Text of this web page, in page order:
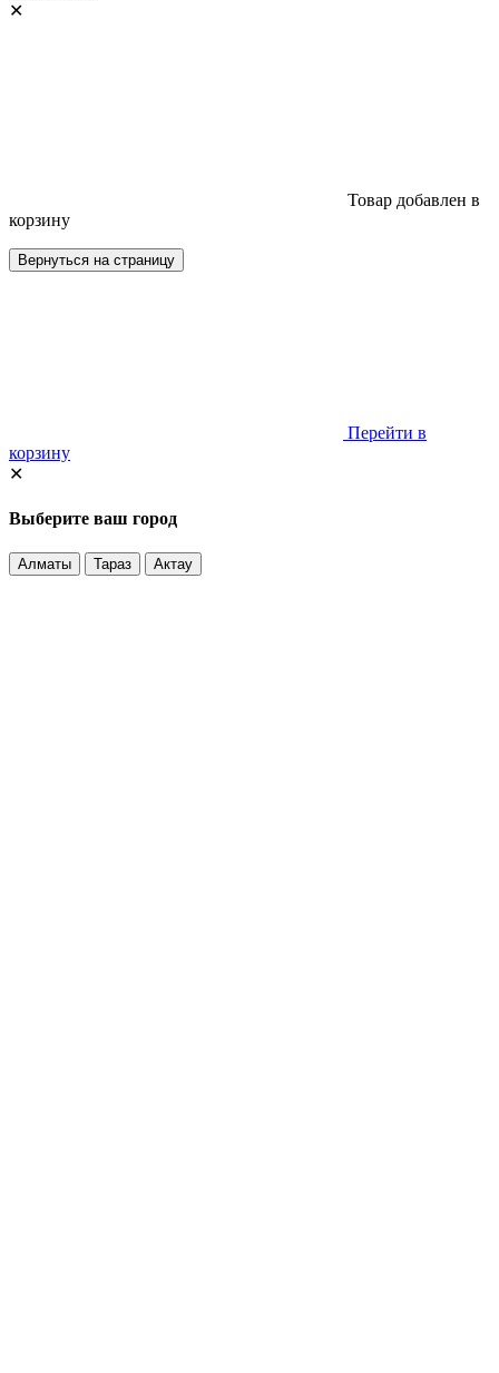
✕
Товар добавлен в
корзину
Вернуться на страницу
Перейти в
корзину
✕
Выберите ваш город
Алматы Тараз Актау